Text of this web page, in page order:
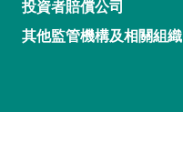
投資者賠償公司
其他監管機構及相關組織